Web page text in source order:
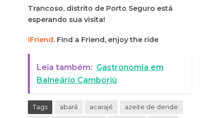
Trancoso, distrito de Porto Seguro está
esperando sua visita!
iFriend. Find a Friend, enjoy the ride
Leia também: Gastronomia em
Balneário Camboriú
Tags abará acarajé azeite de dende